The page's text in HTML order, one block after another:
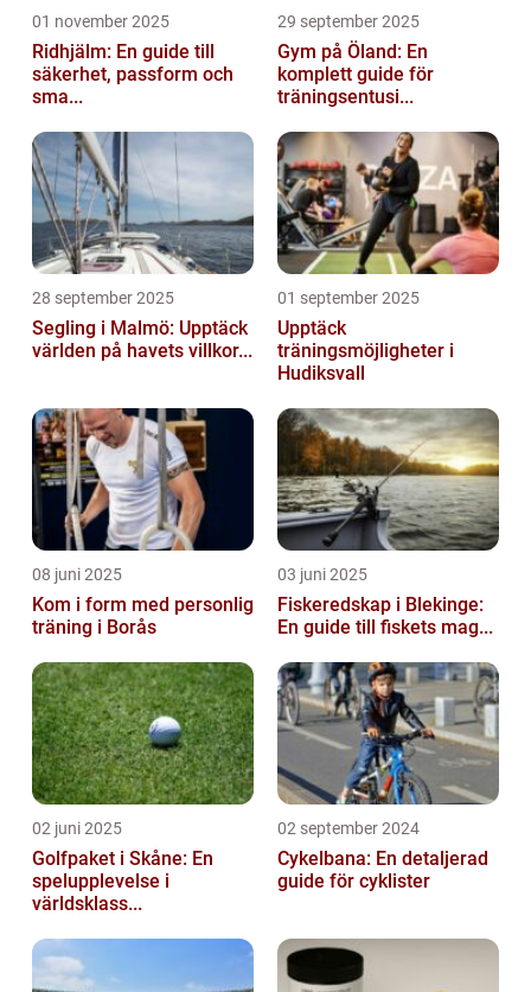
01 november 2025
Ridhjälm: En guide till
säkerhet, passform och
sma...
29 september 2025
Gym på Öland: En
komplett guide för
träningsentusi...
28 september 2025
Segling i Malmö: Upptäck
världen på havets villkor...
01 september 2025
Upptäck
träningsmöjligheter i
Hudiksvall
08 juni 2025
Kom i form med personlig
träning i Borås
03 juni 2025
Fiskeredskap i Blekinge:
En guide till fiskets mag...
02 juni 2025
Golfpaket i Skåne: En
spelupplevelse i
världsklass...
02 september 2024
Cykelbana: En detaljerad
guide för cyklister